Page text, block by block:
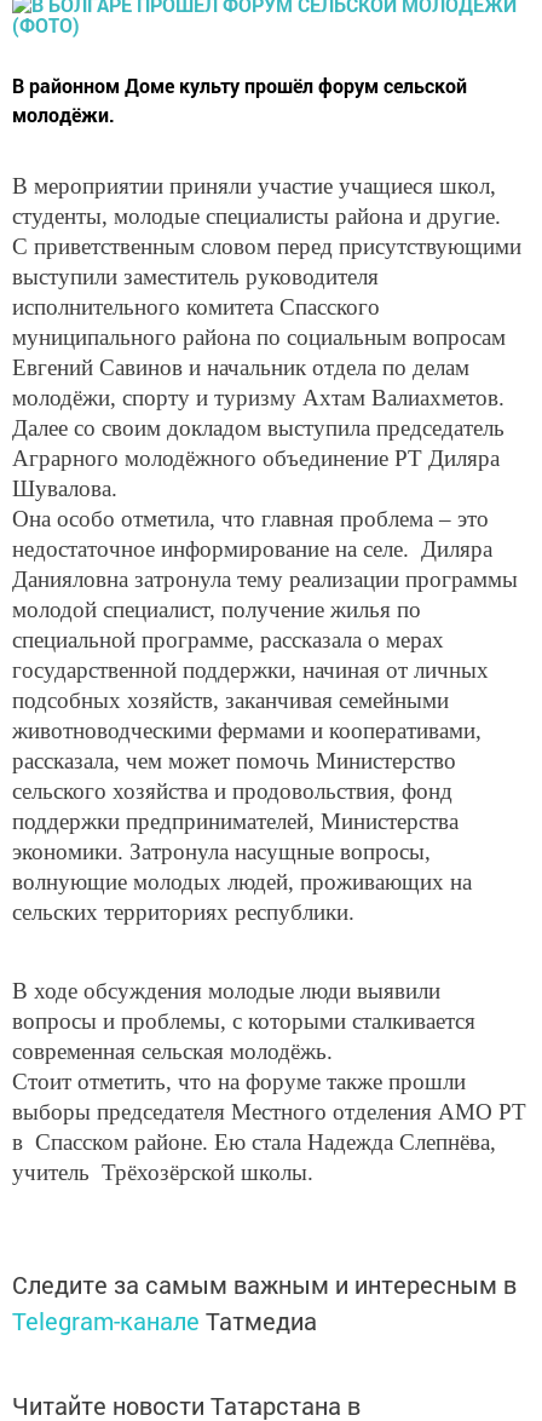
В районном Доме культу прошёл форум сельской
молодёжи.
В мероприятии приняли участие учащиеся школ,
студенты, молодые специалисты района и другие.
С приветственным словом перед присутствующими
выступили заместитель руководителя
исполнительного комитета Спасского
муниципального района по социальным вопросам
Евгений Савинов и начальник отдела по делам
молодёжи, спорту и туризму Ахтам Валиахметов.
Далее со своим докладом выступила председатель
Аграрного молодёжного объединение РТ Диляра
Шувалова.
Она особо отметила, что главная проблема – это
недостаточное информирование на селе. Диляра
Данияловна затронула тему реализации программы
молодой специалист, получение жилья по
специальной программе, рассказала о мерах
государственной поддержки, начиная от личных
подсобных хозяйств, заканчивая семейными
животноводческими фермами и кооперативами,
рассказала, чем может помочь Министерство
сельского хозяйства и продовольствия, фонд
поддержки предпринимателей, Министерства
экономики. Затронула насущные вопросы,
волнующие молодых людей, проживающих на
сельских территориях республики.
В ходе обсуждения молодые люди выявили
вопросы и проблемы, с которыми сталкивается
современная сельская молодёжь.
Стоит отметить, что на форуме также прошли
выборы председателя Местного отделения АМО РТ
в Спасском районе. Ею стала Надежда Слепнёва,
учитель Трёхозёрской школы.
Следите за самым важным и интересным в
Telegram-канале Татмедиа
Читайте новости Татарстана в